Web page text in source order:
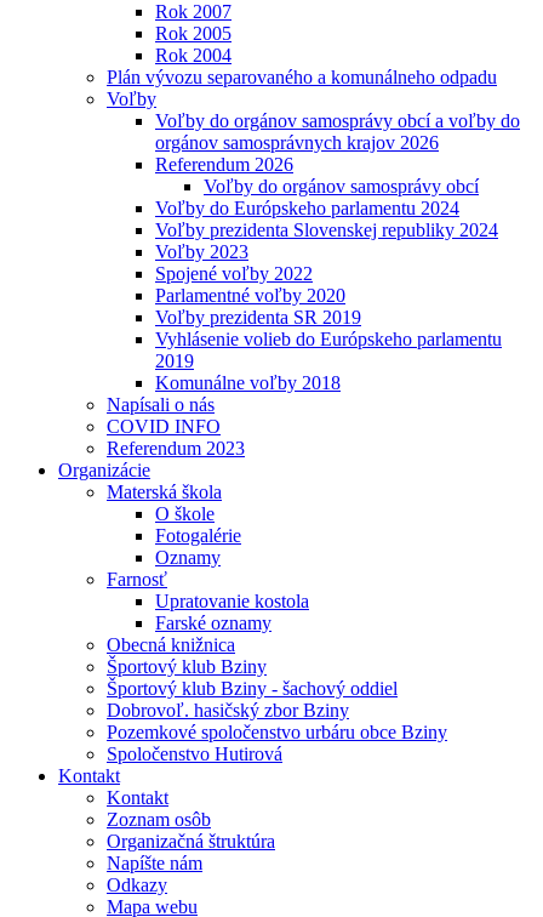
Rok 2007
Rok 2005
Rok 2004
Plán vývozu separovaného a komunálneho odpadu
Voľby
Voľby do orgánov samosprávy obcí a voľby do
orgánov samosprávnych krajov 2026
Referendum 2026
Voľby do orgánov samosprávy obcí
Voľby do Európskeho parlamentu 2024
Voľby prezidenta Slovenskej republiky 2024
Voľby 2023
Spojené voľby 2022
Parlamentné voľby 2020
Voľby prezidenta SR 2019
Vyhlásenie volieb do Európskeho parlamentu
2019
Komunálne voľby 2018
Napísali o nás
COVID INFO
Referendum 2023
Organizácie
Materská škola
O škole
Fotogalérie
Oznamy
Farnosť
Upratovanie kostola
Farské oznamy
Obecná knižnica
Športový klub Bziny
Športový klub Bziny - šachový oddiel
Dobrovoľ. hasičský zbor Bziny
Pozemkové spoločenstvo urbáru obce Bziny
Spoločenstvo Hutirová
Kontakt
Kontakt
Zoznam osôb
Organizačná štruktúra
Napíšte nám
Odkazy
Mapa webu